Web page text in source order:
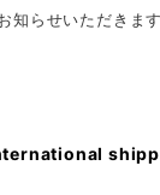
らせいただきま